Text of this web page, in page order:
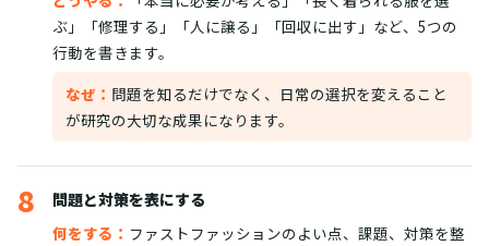
ぶ」「修理する」「人に譲る」「回収に出す」など、5つの
行動を書きます。
なぜ： 問題を知るだけでなく、日常の選択を変えること
が研究の大切な成果になります。
8
問題と対策を表にする
何をする： ファストファッションのよい点、課題、対策を整